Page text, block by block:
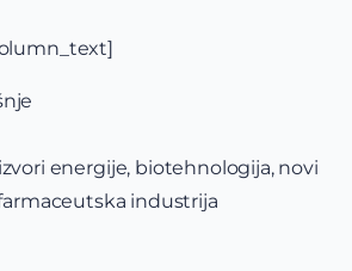
energije, biotehnologija, novi
industrija